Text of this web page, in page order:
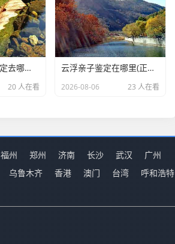
宣城司法亲子鉴定去哪里办理(本地孕期亲子鉴定中心机构)
20 人在看
云浮亲子鉴定在哪里(正规DNA亲子鉴定中心全攻略)
2026-08-06 23 人在看
福州 郑州 济南 长沙 武汉
广州
乌鲁木齐 香港 澳门 台湾
呼和浩特